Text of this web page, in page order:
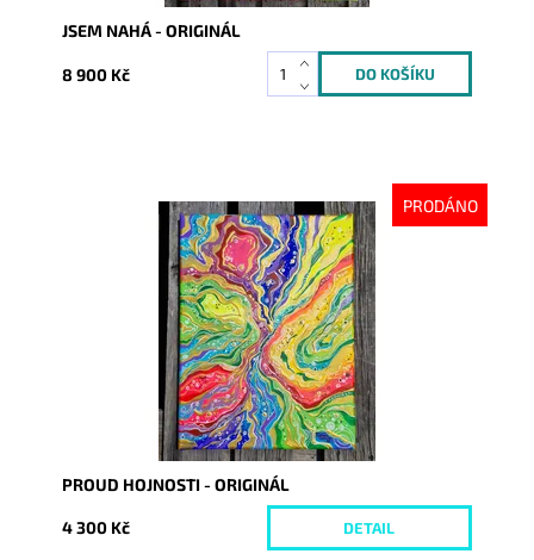
JSEM NAHÁ - ORIGINÁL
8 900 Kč
PRODÁNO
Vyprodáno
10257
PROUD HOJNOSTI - ORIGINÁL
4 300 Kč DETAIL